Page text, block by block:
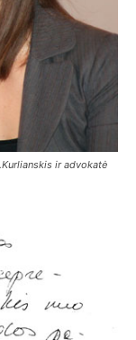
ir advokatė